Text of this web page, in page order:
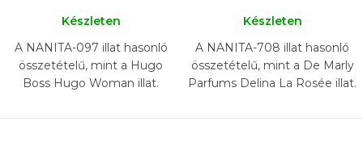
Készleten
A NANITA-097 illat hasonló
összetételű, mint a Hugo
Boss Hugo Woman illat.
Készleten
A NANITA-708 illat hasonló
összetételű, mint a De Marly
Parfums Delina La Rosée illat.